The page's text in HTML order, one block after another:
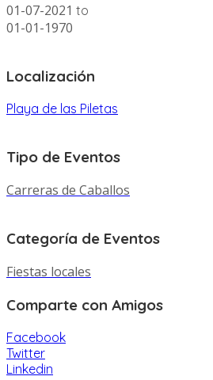
01-07-2021 to
01-01-1970
Localización
Playa de las Piletas
Tipo de Eventos
Carreras de Caballos
Categoría de Eventos
Fiestas locales
Comparte con Amigos
Facebook
Twitter
Linkedin